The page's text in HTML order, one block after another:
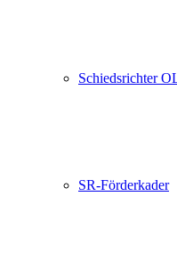
Schiedsrichter
SR-Förderkader